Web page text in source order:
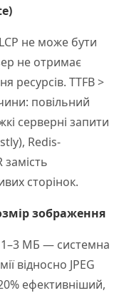
не може бути
не отримає
ресурсів. TTFB >
повільний
серверні запити
Redis-
сторінок.
зображення
1–3 МБ — системна
відносно JPEG
ефективніший,